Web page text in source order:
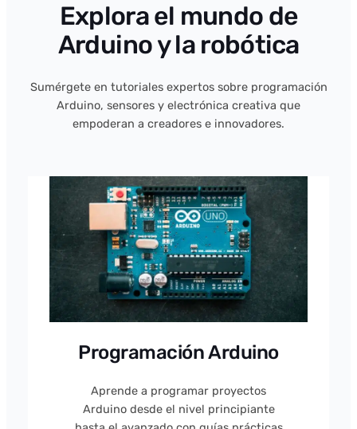
Explora el mundo de
Arduino y la robótica
Sumérgete en tutoriales expertos sobre programación
Arduino, sensores y electrónica creativa que
empoderan a creadores e innovadores.
Programación Arduino
Aprende a programar proyectos
Arduino desde el nivel principiante